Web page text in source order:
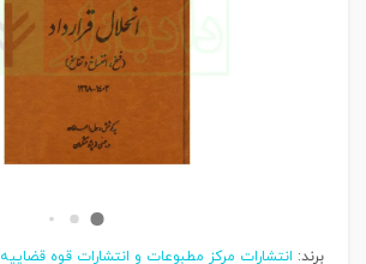
برند: انتشارات مرکز مطبوعات و انتشارات قوه قضاییه